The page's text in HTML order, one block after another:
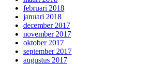
februari 2018
januari 2018
december 2017
november 2017
oktober 2017
september 2017
augustus 2017